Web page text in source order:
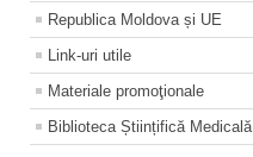
Republica Moldova și UE
Link-uri utile
Materiale promoţionale
Biblioteca Științifică Medicală